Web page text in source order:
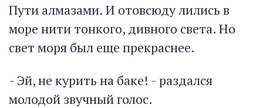
Пути алмазами. И отовсюду лились в
море нити тонкого, дивного света. Но
свет моря был еще прекраснее.
- Эй, не курить на баке! - раздался
молодой звучный голос.